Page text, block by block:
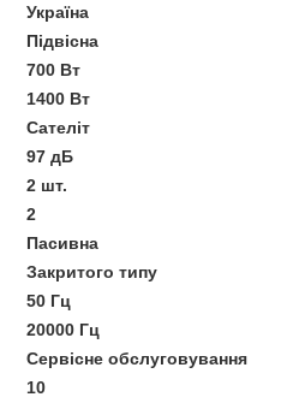
Україна
Підвісна
700 Вт
1400 Вт
Сателіт
97 дБ
2 шт.
2
Пасивна
Закритого типу
50 Гц
20000 Гц
Сервісне обслуговування
10